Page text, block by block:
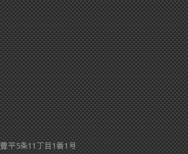
平5条11丁目1番1号